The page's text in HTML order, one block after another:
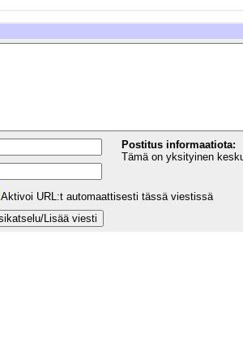
Postitus informaatiota:
Tämä on yksityinen
Aktivoi URL:t automaattisesti tässä viestissä